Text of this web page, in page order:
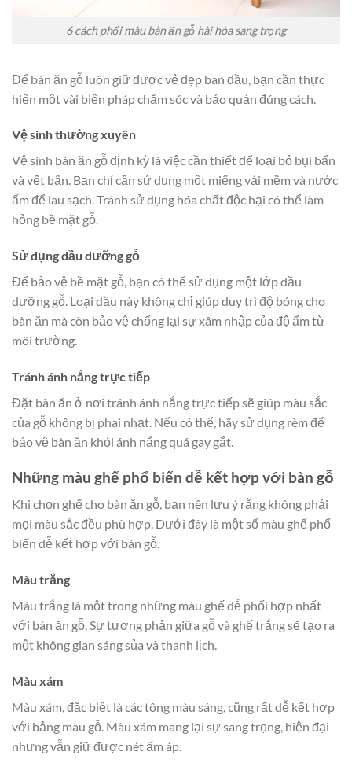
6 cách phối màu bàn ăn gỗ hài hòa sang trọng
Để bàn ăn gỗ luôn giữ được vẻ đẹp ban đầu, bạn cần thực
hiện một vài biện pháp chăm sóc và bảo quản đúng cách.
Vệ sinh thường xuyên
Vệ sinh bàn ăn gỗ định kỳ là việc cần thiết để loại bỏ bụi bẩn
và vết bẩn. Bạn chỉ cần sử dụng một miếng vải mềm và nước
ấm để lau sạch. Tránh sử dụng hóa chất độc hại có thể làm
hỏng bề mặt gỗ.
Sử dụng dầu dưỡng gỗ
Để bảo vệ bề mặt gỗ, bạn có thể sử dụng một lớp dầu
dưỡng gỗ. Loại dầu này không chỉ giúp duy trì độ bóng cho
bàn ăn mà còn bảo vệ chống lại sự xâm nhập của độ ẩm từ
môi trường.
Tránh ánh nắng trực tiếp
Đặt bàn ăn ở nơi tránh ánh nắng trực tiếp sẽ giúp màu sắc
của gỗ không bị phai nhạt. Nếu có thể, hãy sử dụng rèm để
bảo vệ bàn ăn khỏi ánh nắng quá gay gắt.
Những màu ghế phổ biến dễ kết hợp với bàn gỗ
Khi chọn ghế cho bàn ăn gỗ, bạn nên lưu ý rằng không phải
mọi màu sắc đều phù hợp. Dưới đây là một số màu ghế phổ
biến dễ kết hợp với bàn gỗ.
Màu trắng
Màu trắng là một trong những màu ghế dễ phối hợp nhất
với bàn ăn gỗ. Sự tương phản giữa gỗ và ghế trắng sẽ tạo ra
một không gian sáng sủa và thanh lịch.
Màu xám
Màu xám, đặc biệt là các tông màu sáng, cũng rất dễ kết hợp
với bảng màu gỗ. Màu xám mang lại sự sang trọng, hiện đại
nhưng vẫn giữ được nét ấm áp.